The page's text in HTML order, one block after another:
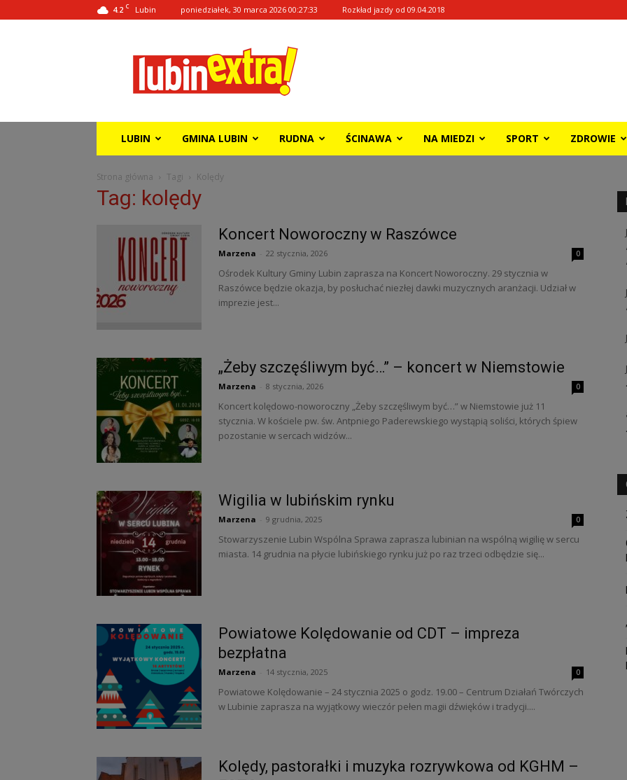
4.2 C Lubin poniedziałek, 30 marca 2026 00:27:33 Rozkład jazdy od 09.04.2018
Extra!
LUBIN GMINA LUBIN RUDNA ŚCINAWA NA MIEDZI SPORT ZDROWIE
Strona główna Tagi Kolędy
Tag: kolędy
Koncert Noworoczny w Raszówce
Marzena 22 stycznia, 2026 0
Ośrodek Kultury Gminy Lubin zaprasza na Koncert Noworoczny. 29 stycznia w
Raszówce będzie okazja, by posłuchać niezłej dawki muzycznych aranżacji. Udział w
imprezie jest...
„Żeby szczęśliwym być…” – koncert w Niemstowie
Marzena 8 stycznia, 2026 0
Koncert kolędowo-noworoczny „Żeby szczęśliwym być…” w Niemstowie już 11
stycznia. W kościele pw. św. Antpniego Paderewskiego wystąpią soliści, których śpiew
pozostanie w sercach widzów...
Wigilia w lubińskim rynku
Marzena 9 grudnia, 2025 0
Stowarzyszenie Lubin Wspólna Sprawa zaprasza lubinian na wspólną wigilię w sercu
miasta. 14 grudnia na płycie lubińskiego rynku już po raz trzeci odbędzie się...
Powiatowe Kolędowanie od CDT – impreza
bezpłatna
Marzena 14 stycznia, 2025 0
Powiatowe Kolędowanie – 24 stycznia 2025 o godz. 19.00 – Centrum Działań Twórczych
w Lubinie zaprasza na wyjątkowy wieczór pełen magii dźwięków i tradycji....
Kolędy, pastorałki i muzyka rozrywkowa od KGHM –